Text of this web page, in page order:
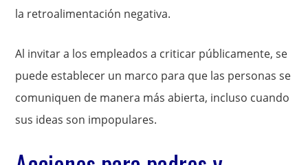
la retroalimentación negativa.
Al invitar a los empleados a criticar públicamente, se
puede establecer un marco para que las personas se
comuniquen de manera más abierta, incluso cuando
sus ideas son impopulares.